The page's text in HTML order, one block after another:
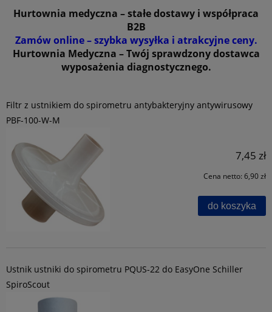
Hurtownia medyczna – stałe dostawy i współpraca
B2B
Zamów online – szybka wysyłka i atrakcyjne ceny.
Hurtownia Medyczna – Twój sprawdzony dostawca
wyposażenia diagnostycznego.
Filtr z ustnikiem do spirometru antybakteryjny antywirusowy
PBF-100-W-M
7,45 zł
Cena netto: 6,90 zł
do koszyka
Ustnik ustniki do spirometru PQUS-22 do EasyOne Schiller
SpiroScout